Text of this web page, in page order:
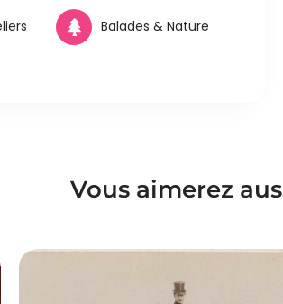
Balades & Nature
Vous aimerez